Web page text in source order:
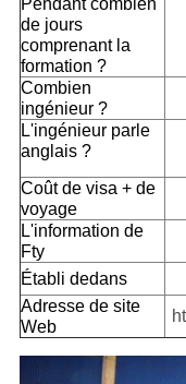
de jours
comprenant la
formation ?
Combien
ingénieur ?
L'ingénieur parle
anglais ?
Coût de visa + de
voyage
L'information de
Fty
Établi dedans
Adresse de site
Web